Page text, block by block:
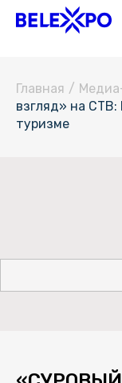
Главная /
взгляд» на СТВ:
туризме